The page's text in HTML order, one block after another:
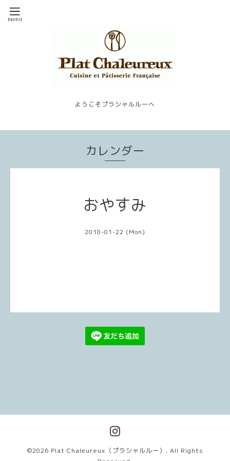
ようこそプラシャルルーへ
カレンダー
おやすみ
2018-01-22 (Mon)
©2026 Plat Chaleureux（プラシャルルー） . All Rights